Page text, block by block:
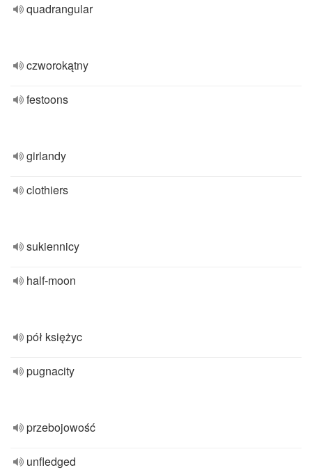
quadrangular
czworokątny
festoons
girlandy
clothiers
sukiennicy
half-moon
pół księżyc
pugnacity
przebojowość
unfledged